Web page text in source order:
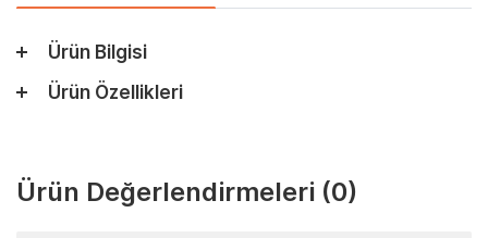
Ürün Bilgisi
Ürün Özellikleri
Ürün Değerlendirmeleri (0)